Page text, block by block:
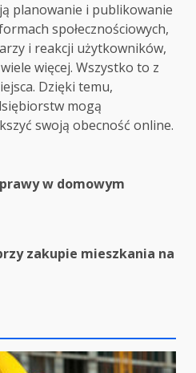
planowanie i publikowanie
społecznościowych,
i reakcji użytkowników,
więcej. Wszystko to z
Dzięki temu,
mogą
swoją obecność online.
w domowym
zakupie mieszkania na